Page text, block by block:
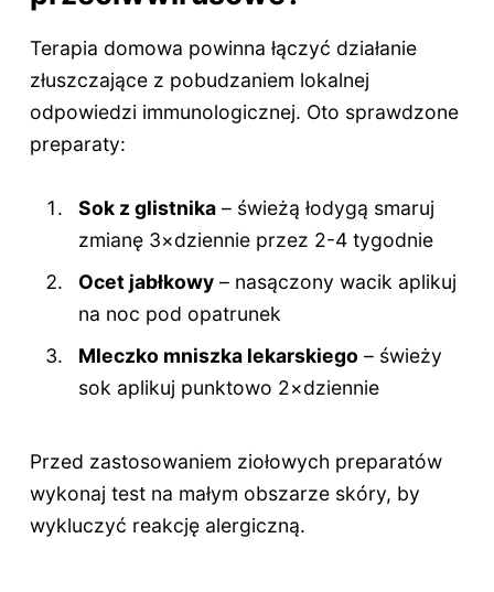
Terapia domowa powinna łączyć działanie
złuszczające z pobudzaniem lokalnej
odpowiedzi immunologicznej. Oto sprawdzone
preparaty:
Sok z glistnika – świeżą łodygą smaruj
zmianę 3×dziennie przez 2-4 tygodnie
Ocet jabłkowy – nasączony wacik aplikuj
na noc pod opatrunek
Mleczko mniszka lekarskiego – świeży
sok aplikuj punktowo 2×dziennie
Przed zastosowaniem ziołowych preparatów
wykonaj test na małym obszarze skóry, by
wykluczyć reakcję alergiczną.